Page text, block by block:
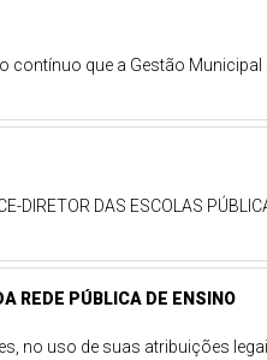
que a Gestão
DIRETOR DAS ESCOLAS
REDE PÚBLICA DE ENSINO
no uso de suas atribuições